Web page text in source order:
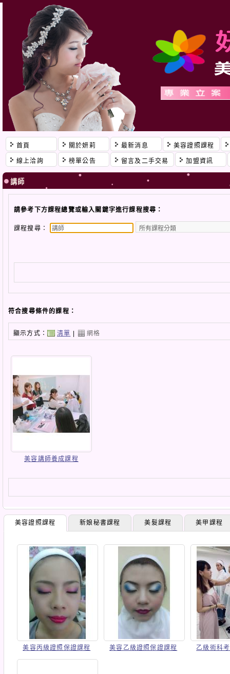
首頁 關於妍莉 最新消息 美容證照課程
線上洽詢 榜單公告 留言及二手交易 加盟資訊
講師
請參考下方課程總覽或輸入關鍵字進行課程搜尋：
課程搜尋：
符合搜尋條件的課程：
顯示方式： 清單 | 網格
美容講師養成課程
美容證照課程 新娘秘書課程 美髮課程 美甲課程
美容丙級證照保證課程 美容乙級證照保證課程 乙級術科